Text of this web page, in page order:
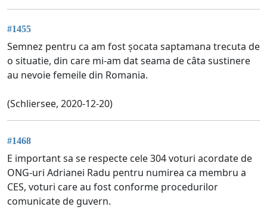
#1455
Semnez pentru ca am fost șocata saptamana trecuta de
o situatie, din care mi-am dat seama de câta sustinere
au nevoie femeile din Romania.
(Schliersee, 2020-12-20)
#1468
E important sa se respecte cele 304 voturi acordate de
ONG-uri Adrianei Radu pentru numirea ca membru a
CES, voturi care au fost conforme procedurilor
comunicate de guvern.